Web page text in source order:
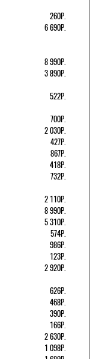
260Р.
6 690Р.
8 990Р.
3 890Р.
522Р.
700Р.
2 030Р.
427Р.
867Р.
418Р.
732Р.
2 110Р.
8 990Р.
5 310Р.
574Р.
986Р.
123Р.
2 920Р.
626Р.
468Р.
390Р.
166Р.
2 630Р.
1 098Р.